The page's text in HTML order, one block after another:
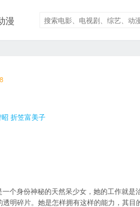
漫
折笠富美子
个身份神秘的天然呆少女，她的工作就是
明碎片。她是怎样拥有这样的能力，其目